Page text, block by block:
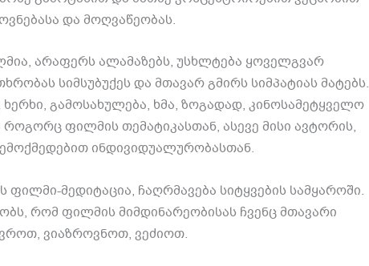
და მოღვაწეობას.
არაფერს ალამაზებს, უსხლტება ყოველგვარ
სიმსუბუქეს და მთავარ გმირს სიმპატიას მატებს.
გამოსახულება, ხმა, ზოგადად, კინოსამეტყველო
როგორც ფილმის თემატიკასთან, ასევე მისი ავტორის,
ინდივიდუალურობასთან.
ფილმი-მედიტაცია, ჩაღრმავება სიტყვების სამყაროში.
რომ ფილმის მიმდინარეობისას ჩვენც მთავარი
ვიაზროვნოთ, ვეძიოთ.